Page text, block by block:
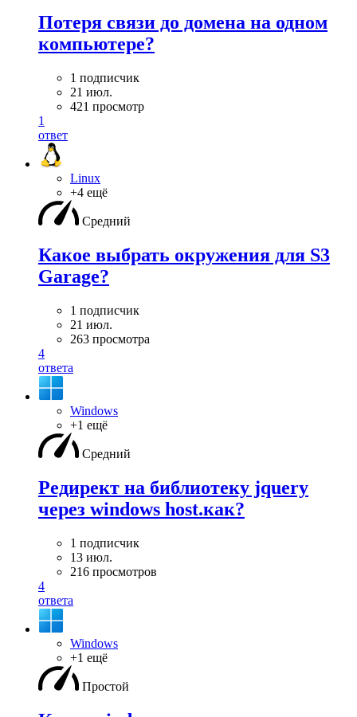
Потеря связи до домена на одном
компьютере?
1 подписчик
21 июл.
421 просмотр
1
ответ
Linux
+4 ещё
Средний
Какое выбрать окружения для S3
Garage?
1 подписчик
21 июл.
263 просмотра
4
ответа
Windows
+1 ещё
Средний
Редирект на библиотеку jquery
через windows host.как?
1 подписчик
13 июл.
216 просмотров
4
ответа
Windows
+1 ещё
Простой